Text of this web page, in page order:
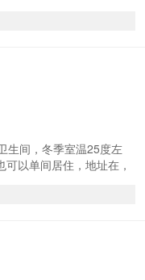
生间，冬季室温25度左
以单间居住，地址在，